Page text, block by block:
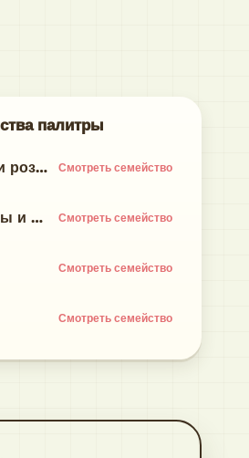
палитры
Красные и розовые Смотреть семейство
Апельсины и желтые Смотреть семейство
Смотреть семейство
Смотреть семейство